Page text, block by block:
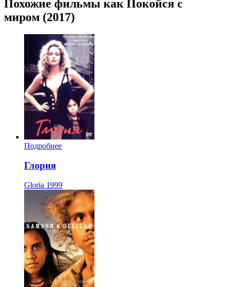
Похожие фильмы как Покойся с
миром (2017)
Подробнее
Глория
Gloria 1999